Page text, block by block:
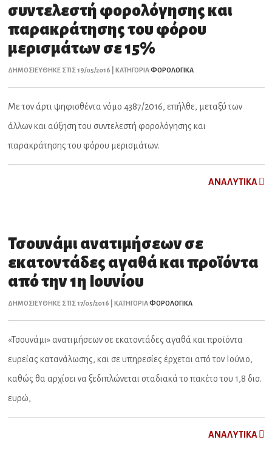
συντελεστή φορολόγησης και
παρακράτησης του φόρου
μερισμάτων σε 15%
ΔΗΜΟΣΙΕΥΘΗΚΕ ΣΤΙΣ 19/05/2016 | ΚΑΤΗΓΟΡΙΑΦΟΡΟΛΟΓΙΚΑ
Με τον άρτι ψηφισθέντα νόμο 4387/2016, επήλθε, μεταξύ των
άλλων και αύξηση του συντελεστή φορολόγησης και
παρακράτησης του φόρου μερισμάτων.
ΑNAΛYTIKA
Τσουνάμι ανατιμήσεων σε
εκατοντάδες αγαθά και προϊόντα
από την 1η Ιουνίου
ΔΗΜΟΣΙΕΥΘΗΚΕ ΣΤΙΣ 17/05/2016 | ΚΑΤΗΓΟΡΙΑΦΟΡΟΛΟΓΙΚΑ
«Τσουνάμι» ανατιμήσεων σε εκατοντάδες αγαθά και προϊόντα
ευρείας κατανάλωσης, και σε υπηρεσίες έρχεται από τον Ιούνιο,
καθώς θα αρχίσει να ξεδιπλώνεται σταδιακά το πακέτο του 1,8 δισ.
ευρώ,
ΑNAΛYTIKA